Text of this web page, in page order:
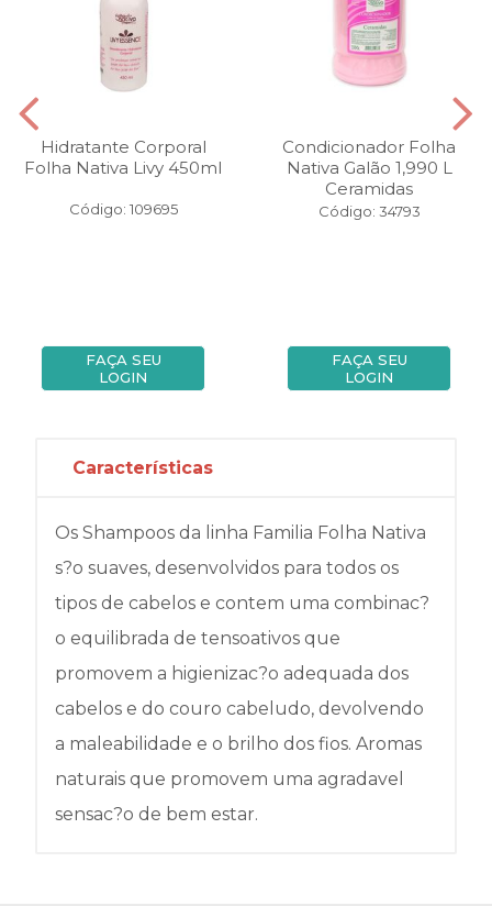
Hidratante Corporal
Folha Nativa Livy 450ml
Código: 109695
FAÇA SEU
LOGIN
Condicionador Folha
Nativa Galão 1,990 L
Ceramidas
Código: 34793
FAÇA SEU
LOGIN
Características
Os Shampoos da linha Familia Folha Nativa
s?o suaves, desenvolvidos para todos os
tipos de cabelos e contem uma combinac?
o equilibrada de tensoativos que
promovem a higienizac?o adequada dos
cabelos e do couro cabeludo, devolvendo
a maleabilidade e o brilho dos fios. Aromas
naturais que promovem uma agradavel
sensac?o de bem estar.